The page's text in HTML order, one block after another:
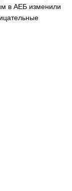
в АЕБ изменили